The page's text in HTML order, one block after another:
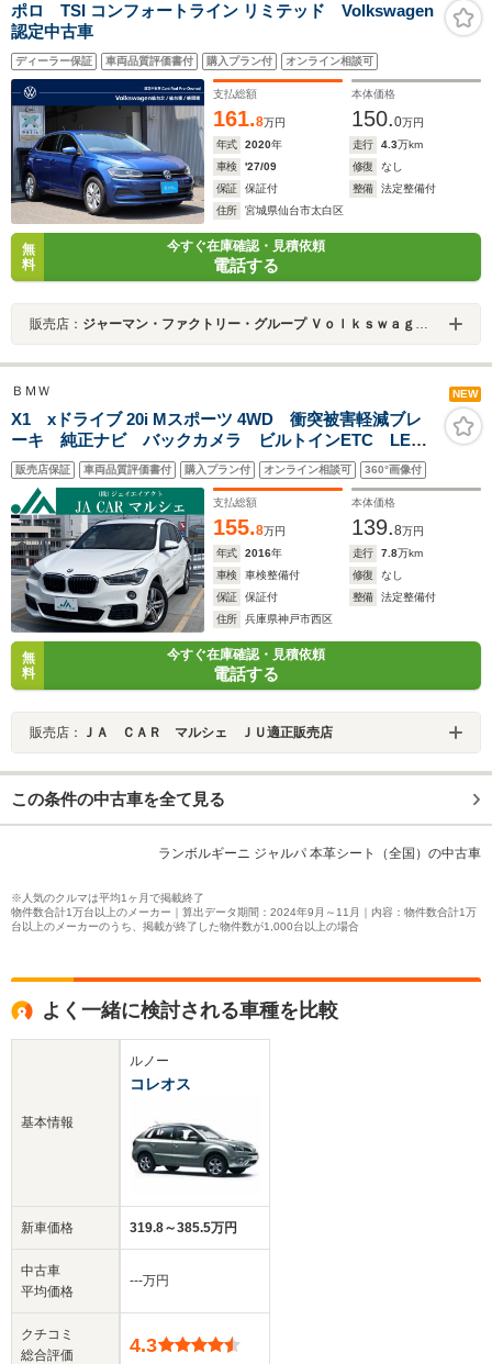
ポロ TSI コンフォートライン リミテッド Volkswagen
認定中古車
ディーラー保証 車両品質評価書付 購入プラン付 オンライン相談可
支払総額
161.8万円
本体価格
150.0万円
年式
2020年 走行 4.3万km
車検
'27/09 修復
なし
保証
保証付 整備
法定整備付
住所
宮城県仙台市太白区
無
料
今すぐ在庫確認・見積依頼
電話する
販売店： ジャーマン・ファクトリー・グループ Ｖｏｌｋｓｗａｇｅｎ仙台南／（株）トライ・ブイ
ＢＭＷ NEW
X1 xドライブ 20i Mスポーツ 4WD 衝突被害軽減ブレ
ーキ 純正ナビ バックカメラ ビルトインETC LED
ヘッドライト プッシュスタート スマートキー 純正
18インチアルミホイール
販売店保証 車両品質評価書付 購入プラン付 オンライン相談可 360°画像付
支払総額
155.8万円
本体価格
139.8万円
年式
2016年 走行 7.8万km
車検
車検整備付 修復
なし
保証
保証付 整備
法定整備付
住所
兵庫県神戸市西区
無
料
今すぐ在庫確認・見積依頼
電話する
販売店： ＪＡ ＣＡＲ マルシェ ＪＵ適正販売店
この条件の中古車を全て見る
ランボルギーニ ジャルパ 本革シート（全国）の中古車
※人気のクルマは平均1ヶ月で掲載終了
物件数合計1万台以上のメーカー｜算出データ期間：2024年9月～11月｜内容：物件数合計1万
台以上のメーカーのうち、掲載が終了した物件数が1,000台以上の場合
よく一緒に検討される車種を比較
基本情報
新車価格
中古車
平均価格
クチコミ
総合評価
ルノー
コレオス
319.8～385.5万円
‐‐‐万円
4.3